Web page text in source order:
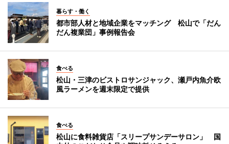
暮らす・働く
都市部人材と地域企業をマッチング 松山で「だん
だん複業団」事例報告会
食べる
松山・三津のビストロサンジャック、瀬戸内魚介欧
風ラーメンを週末限定で提供
食べる
松山に食料雑貨店「スリープサンデーサロン」 国